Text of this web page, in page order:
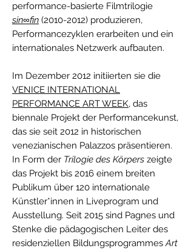
performance-basierte Filmtrilogie
sin∞fin (2010-2012) produzieren,
Performancezyklen erarbeiten und ein
internationales Netzwerk aufbauten.
Im Dezember 2012 initiierten sie die
VENICE INTERNATIONAL
PERFORMANCE ART WEEK, das
biennale Projekt der Performancekunst,
das sie seit 2012 in historischen
venezianischen Palazzos präsentieren.
In Form der Trilogie des Körpers zeigte
das Projekt bis 2016 einem breiten
Publikum über 120 internationale
Künstler*innen in Liveprogram und
Ausstellung. Seit 2015 sind Pagnes und
Stenke die pädagogischen Leiter des
residenziellen BildungsprogrammesArt